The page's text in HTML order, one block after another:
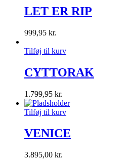
LET ER RIP
999,95 kr.
Tilføj til kurv
CYTTORAK
1.799,95 kr.
Tilføj til kurv
VENICE
3.895,00 kr.